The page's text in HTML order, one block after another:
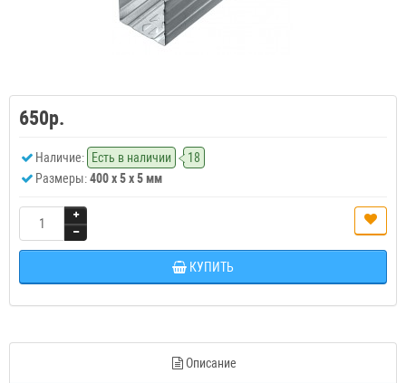
650р.
Наличие: Есть в наличии
18
Размеры:400 x 5 x 5 мм
КУПИТЬ
Описание